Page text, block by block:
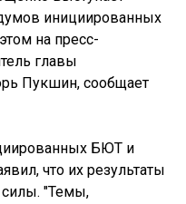
инициированных
на пресс-
главы
Пукшин, сообщает
БЮТ и
что их результаты
силы. "Темы,